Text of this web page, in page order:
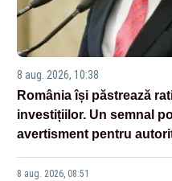
8 aug. 2026, 10:38
România își păstrează
investițiilor. Un semnal
avertisment pentru
8 aug. 2026, 08:51